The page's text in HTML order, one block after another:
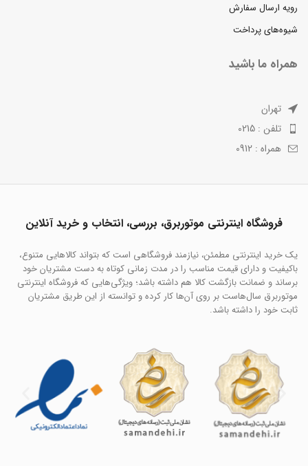
رویه ارسال سفارش
شیوه‌های پرداخت
همراه ما باشید
تهران
تلفن : 0215
همراه : 0912
فروشگاه اینترنتی موتوربرق، بررسی، انتخاب و خرید آنلاین
یک خرید اینترنتی مطمئن، نیازمند فروشگاهی است که بتواند کالاهایی متنوع،
باکیفیت و دارای قیمت مناسب را در مدت زمانی کوتاه به دست مشتریان خود
برساند و ضمانت بازگشت کالا هم داشته باشد؛ ویژگی‌هایی که فروشگاه اینترنتی
موتوربرق سال‌هاست بر روی آن‌ها کار کرده و توانسته از این طریق مشتریان
ثابت خود را داشته باشد.